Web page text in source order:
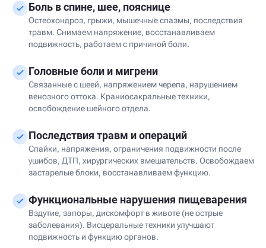
Боль в спине, шее, пояснице
Остеохондроз, грыжи, мышечные спазмы, последствия
травм. Снимаем напряжение, восстанавливаем
подвижность, работаем с причиной боли.
Головные боли и мигрени
Связанные с шеей, напряжением черепа, нарушением
венозного оттока. Краниосакральные техники,
освобождение шейного отдела.
Последствия травм и операций
Спайки, напряжения, ограничения подвижности после
ушибов, ДТП, хирургических вмешательств. Освобождаем
застарелые блоки, восстанавливаем функцию.
Функциональные нарушения пищеварения
Вздутие, запоры, дискомфорт в животе (не острые
заболевания). Висцеральные техники улучшают
подвижность и функцию органов.